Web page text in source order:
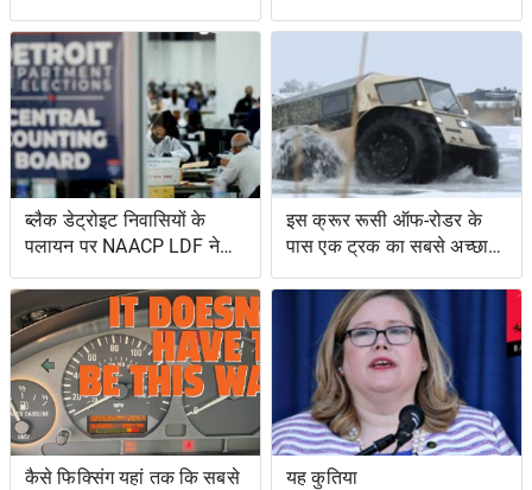
की रक्षा की
ब्लैक डेट्रोइट निवासियों के
पलायन पर NAACP LDF ने
मुकदमा किया, मिशिगन के वोट
सर्टिफिकेशन को रोकने के
प्रयासों के लिए वोटिंग अधिकार
अधिनियम का उल्लंघन
इस क्रूर रूसी ऑफ-रोडर के
पास एक ट्रक का सबसे अच्छा
और एक उभयचर टैंक का सबसे
अच्छा है
कैसे फिक्सिंग यहां तक ​​कि सबसे
यह कुतिया